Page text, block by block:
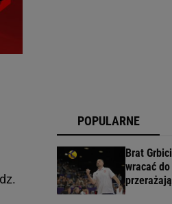
POPULARNE
Brat
wracać